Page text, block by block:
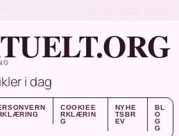
i dag
COOKIEE
RKLÆRIN
G
NYHE
TSBR
EV
BL
O
G
G